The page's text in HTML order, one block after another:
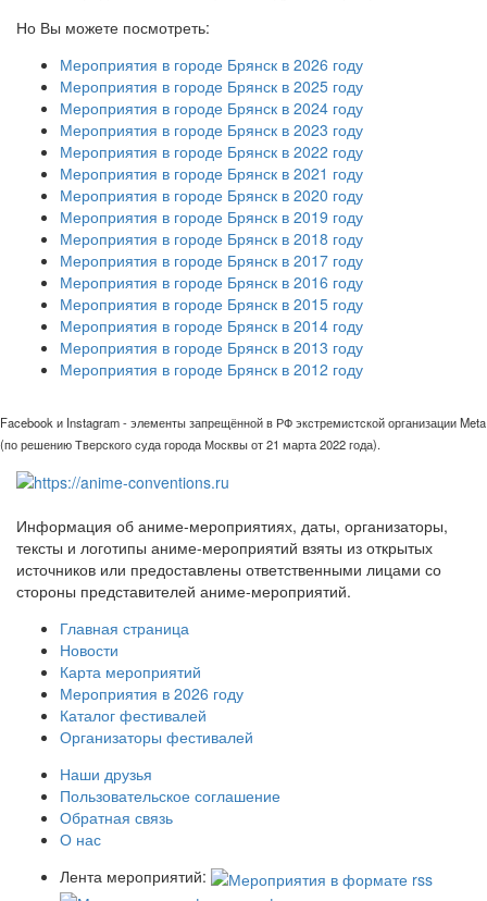
Но Вы можете посмотреть:
Мероприятия в городе Брянск в 2026 году
Мероприятия в городе Брянск в 2025 году
Мероприятия в городе Брянск в 2024 году
Мероприятия в городе Брянск в 2023 году
Мероприятия в городе Брянск в 2022 году
Мероприятия в городе Брянск в 2021 году
Мероприятия в городе Брянск в 2020 году
Мероприятия в городе Брянск в 2019 году
Мероприятия в городе Брянск в 2018 году
Мероприятия в городе Брянск в 2017 году
Мероприятия в городе Брянск в 2016 году
Мероприятия в городе Брянск в 2015 году
Мероприятия в городе Брянск в 2014 году
Мероприятия в городе Брянск в 2013 году
Мероприятия в городе Брянск в 2012 году
Facebook и Instagram - элементы запрещённой в РФ экстремистской организации Meta
(по решению Тверского суда города Москвы от 21 марта 2022 года).
Информация об аниме-мероприятиях, даты, организаторы,
тексты и логотипы аниме-мероприятий взяты из открытых
источников или предоставлены ответственными лицами со
стороны представителей аниме-мероприятий.
Главная страница
Новости
Карта мероприятий
Мероприятия в 2026 году
Каталог фестивалей
Организаторы фестивалей
Наши друзья
Пользовательское соглашение
Обратная связь
О нас
Лента мероприятий: